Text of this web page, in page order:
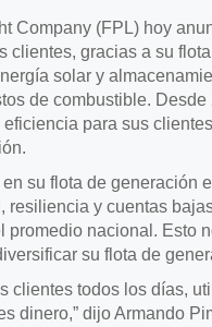
Company (FPL) hoy
clientes, gracias a su
solar y
de combustible.
para sus
su flota de generación
y cuentas
nacional. Esto
su flota de
clientes todos los días,
dinero,” dijo Armando